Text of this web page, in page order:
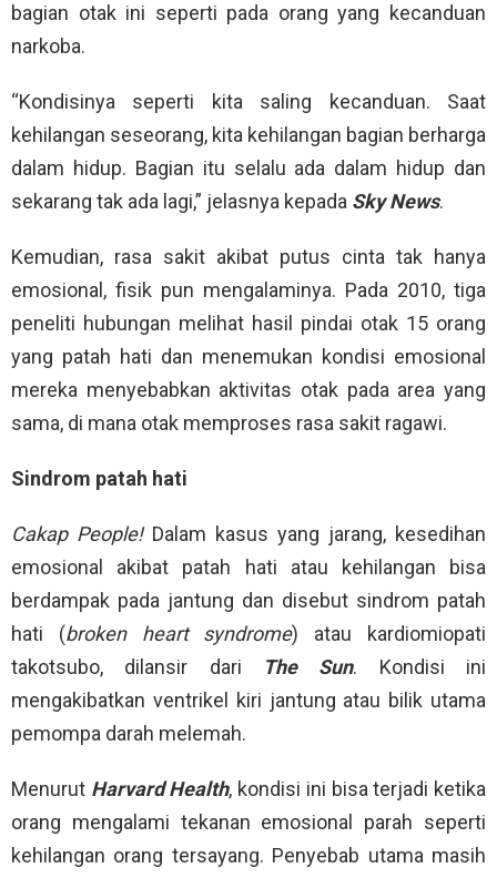
bagian otak ini seperti pada orang yang kecanduan
narkoba.
“Kondisinya seperti kita saling kecanduan. Saat
kehilangan seseorang, kita kehilangan bagian berharga
dalam hidup. Bagian itu selalu ada dalam hidup dan
sekarang tak ada lagi,” jelasnya kepada Sky News.
Kemudian, rasa sakit akibat putus cinta tak hanya
emosional, fisik pun mengalaminya. Pada 2010, tiga
peneliti hubungan melihat hasil pindai otak 15 orang
yang patah hati dan menemukan kondisi emosional
mereka menyebabkan aktivitas otak pada area yang
sama, di mana otak memproses rasa sakit ragawi.
Sindrom patah hati
Cakap People!Dalam kasus yang jarang, kesedihan
emosional akibat patah hati atau kehilangan bisa
berdampak pada jantung dan disebut sindrom patah
hati (broken heart syndrome) atau kardiomiopati
takotsubo, dilansir dari
The Sun. Kondisi ini
mengakibatkan ventrikel kiri jantung atau bilik utama
pemompa darah melemah.
Menurut Harvard Health, kondisi ini bisa terjadi ketika
orang mengalami tekanan emosional parah seperti
kehilangan orang tersayang. Penyebab utama masih